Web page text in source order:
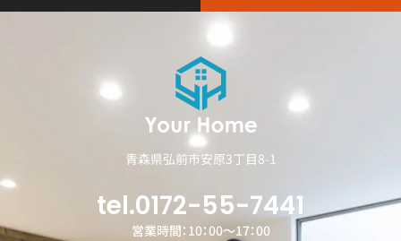
青森県弘前市安原3丁目8-1
tel.0172-55-7441
営業時間：10：00～17：00